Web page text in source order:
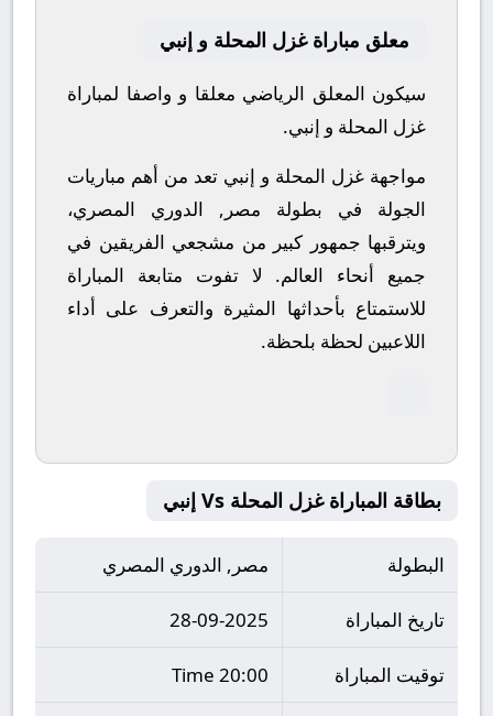
معلق مباراة غزل المحلة و إنبي
سيكون المعلق الرياضي معلقا و واصفا لمباراة
غزل المحلة و إنبي.
مواجهة غزل المحلة و إنبي تعد من أهم مباريات
الجولة في بطولة مصر, الدوري المصري،
ويترقبها جمهور كبير من مشجعي الفريقين في
جميع أنحاء العالم.
لا تفوت متابعة المباراة
للاستمتاع بأحداثها المثيرة والتعرف على أداء
اللاعبين لحظة بلحظة.
بطاقة المباراة غزل المحلة Vs إنبي
البطولة مصر, الدوري المصري
تاريخ المباراة 28-09-2025
توقيت المباراة 20:00 Time